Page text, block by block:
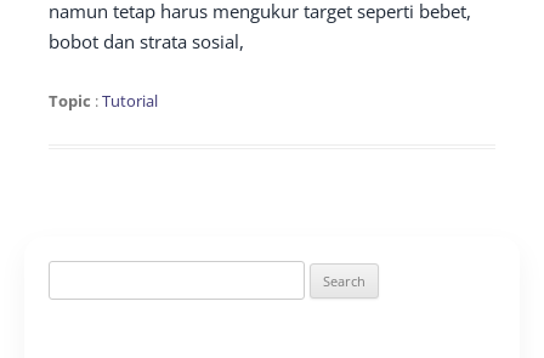
namun tetap harus mengukur target seperti bebet,
bobot dan strata sosial,
Topic :Tutorial
for: